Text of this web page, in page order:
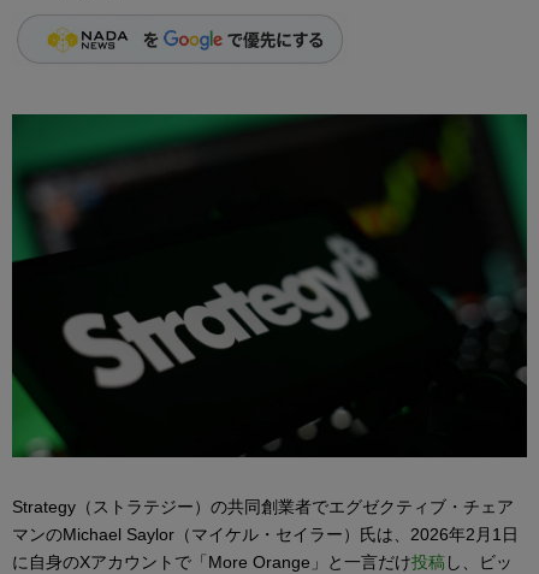
Strategy（ストラテジー）の共同創業者でエグゼクティブ・チェア
マンのMichael Saylor（マイケル・セイラー）氏は、2026年2月1日
に自身のXアカウントで「More Orange」と一言だけ投稿し、ビッ